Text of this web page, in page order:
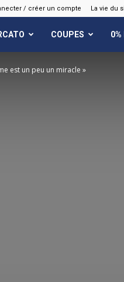
/ créer un compte La vie du
COUPES 0%
est un peu un miracle »